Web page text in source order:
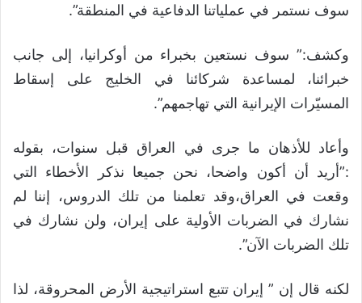
سوف نستمر في عملياتنا الدفاعية في المنطقة”.
وكشف:” سوف نستعين بخبراء من أوكرانيا، إلى جانب
خبرائنا، لمساعدة شركائنا في الخليج على إسقاط
المسيّرات الإيرانية التي تهاجمهم”.
وأعاد للأذهان ما جرى في العراق قبل سنوات، بقوله
:”أريد أن أكون واضحا، نحن جميعا نذكر الأخطاء التي
وقعت في العراق،وقد تعلمنا من تلك الدروس، إننا لم
نشارك في الضربات الأولية على إيران، ولن نشارك في
تلك الضربات الآن”.
لكنه قال إن ” إيران تتبع استراتيجية الأرض المحروقة، لذا